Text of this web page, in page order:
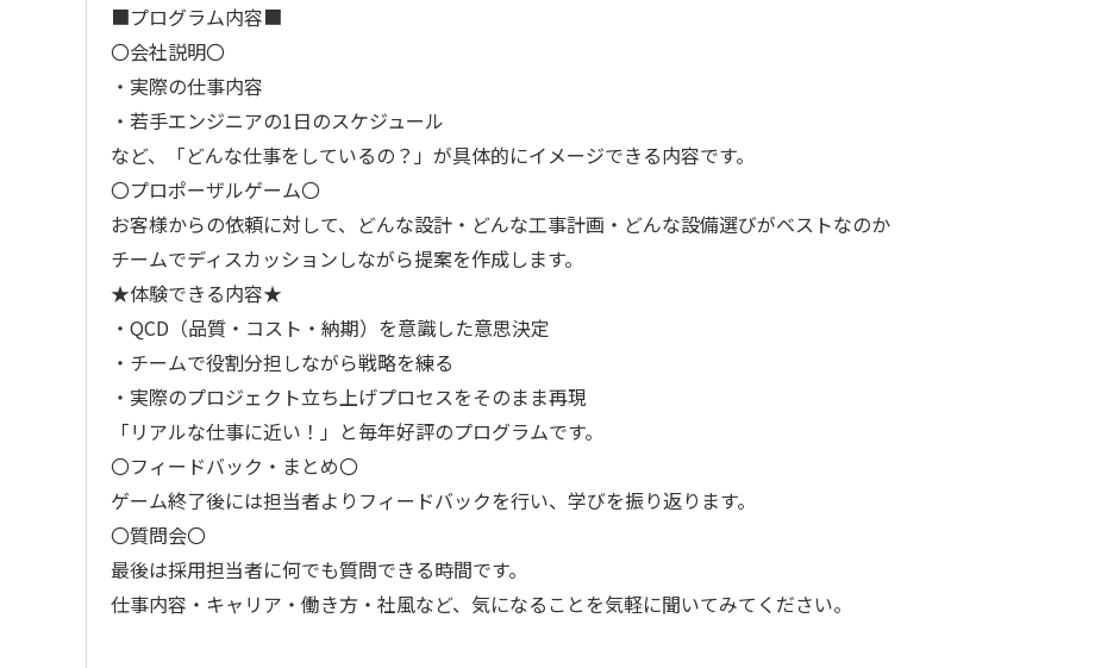
■プログラム内容■
〇会社説明〇
・実際の仕事内容
・若手エンジニアの1日のスケジュール
など、「どんな仕事をしているの？」が具体的にイメージできる内容です。
〇プロポーザルゲーム〇
お客様からの依頼に対して、どんな設計・どんな工事計画・どんな設備選びがベストなのか
チームでディスカッションしながら提案を作成します。
★体験できる内容★
・QCD（品質・コスト・納期）を意識した意思決定
・チームで役割分担しながら戦略を練る
・実際のプロジェクト立ち上げプロセスをそのまま再現
「リアルな仕事に近い！」と毎年好評のプログラムです。
〇フィードバック・まとめ〇
ゲーム終了後には担当者よりフィードバックを行い、学びを振り返ります。
〇質問会〇
最後は採用担当者に何でも質問できる時間です。
仕事内容・キャリア・働き方・社風など、気になることを気軽に聞いてみてください。